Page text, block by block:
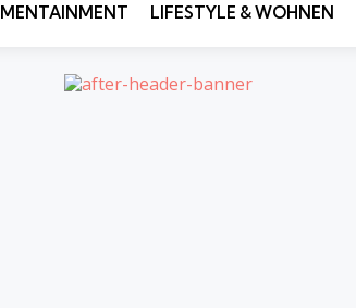
MENTAINMENT LIFESTYLE & WOHNEN